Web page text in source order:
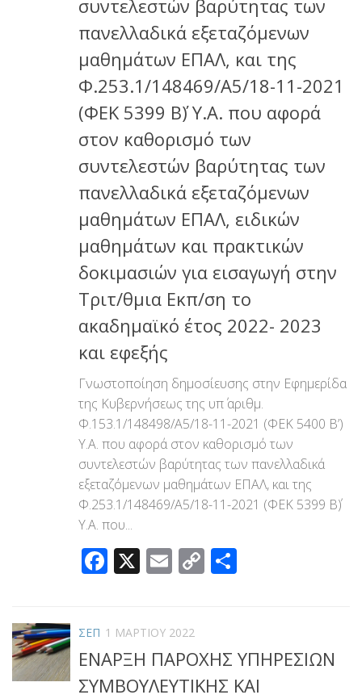
συντελεστών βαρύτητας των
πανελλαδικά εξεταζόμενων
μαθημάτων ΕΠΑΛ, και της
Φ.253.1/148469/Α5/18-11-2021
(ΦΕΚ 5399 Β΄) Υ.Α. που αφορά
στον καθορισμό των
συντελεστών βαρύτητας των
πανελλαδικά εξεταζόμενων
μαθημάτων ΕΠΑΛ, ειδικών
μαθημάτων και πρακτικών
δοκιμασιών για εισαγωγή στην
Τριτ/θμια Εκπ/ση το
ακαδημαϊκό έτος 2022- 2023
και εφεξής
Γνωστοποίηση δημοσίευσης στην Εφημερίδα
της Κυβερνήσεως της υπ΄ αριθμ.
Φ.153.1/148498/Α5/18-11-2021 (ΦΕΚ 5400 Β’)
Υ.Α. που αφορά στον καθορισμό των
συντελεστών βαρύτητας των πανελλαδικά
εξεταζόμενων μαθημάτων ΕΠΑΛ, και της
Φ.253.1/148469/Α5/18-11-2021 (ΦΕΚ 5399 Β΄)
Υ.Α. που...
Facebook
X Email
Copy
ΣΕΠ 1 ΜΑΡΤΊΟΥ 2022
ΕΝΑΡΞΗ ΠΑΡΟΧΗΣ ΥΠΗΡΕΣΙΩΝ
ΣΥΜΒΟΥΛΕΥΤΙΚΗΣ ΚΑΙ